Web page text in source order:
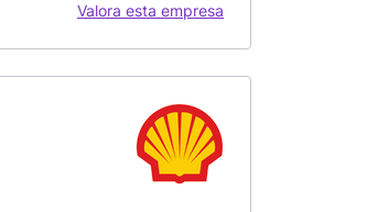
Valora esta empresa